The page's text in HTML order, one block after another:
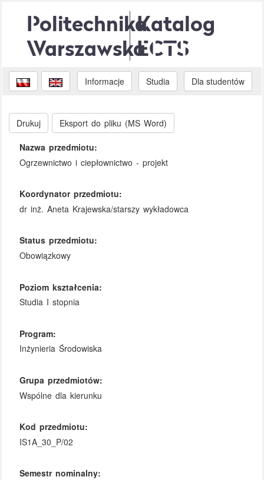
Politechnika
Warszawska
Katalog
ECTS
Informacje Studia Dla studentów
Drukuj Eksport do pliku (MS Word)
Nazwa przedmiotu:
Ogrzewnictwo i ciepłownictwo - projekt
Koordynator przedmiotu:
dr inż. Aneta Krajewska/starszy wykładowca
Status przedmiotu:
Obowiązkowy
Poziom kształcenia:
Studia I stopnia
Program:
Inżynieria Środowiska
Grupa przedmiotów:
Wspólne dla kierunku
Kod przedmiotu:
IS1A_30_P/02
Semestr nominalny: